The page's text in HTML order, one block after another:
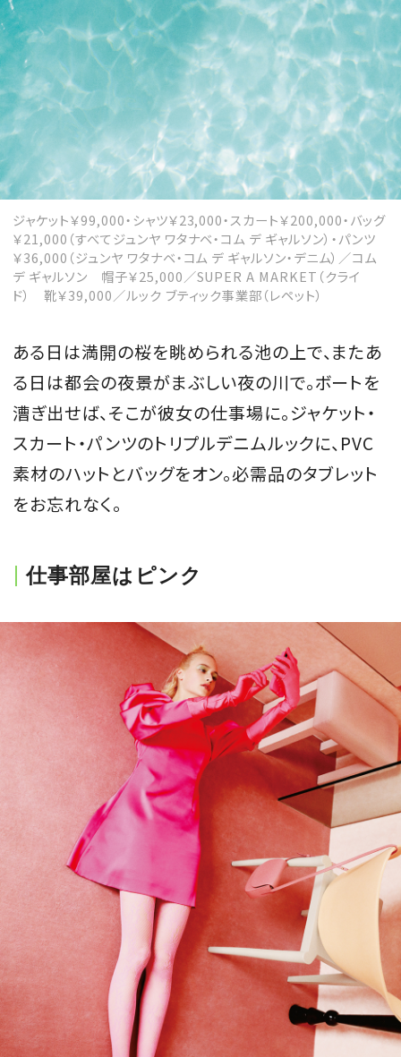
ジャケット￥99,000・シャツ￥23,000・スカート￥200,000・バッグ
￥21,000（すべてジュンヤ ワタナベ・コム デ ギャルソン）・パンツ
￥36,000（ジュンヤ ワタナベ・コム デ ギャルソン・デニム）／コム
デ ギャルソン 帽子￥25,000／SUPER A MARKET（クライ
ド） 靴￥39,000／ルック ブティック事業部（レペット）
ある日は満開の桜を眺められる池の上で、またあ
る日は都会の夜景がまぶしい夜の川で。ボートを
漕ぎ出せば、そこが彼女の仕事場に。ジャケット・
スカート・パンツのトリプルデニムルックに、PVC
素材のハットとバッグをオン。必需品のタブレット
をお忘れなく。
仕事部屋はピンク